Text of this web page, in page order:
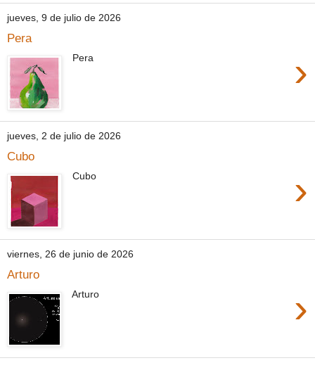
jueves, 9 de julio de 2026
Pera
›
Pera
jueves, 2 de julio de 2026
Cubo
›
Cubo
viernes, 26 de junio de 2026
Arturo
›
Arturo